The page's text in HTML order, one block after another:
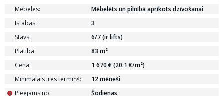
Mēbeles:
Mēbelēts un pilnībā aprīkots dzīvošanai
Istabas:
3
Stāvs:
6/7 (ir lifts)
Platība:
83 m²
Cena:
1 670 € (20.1 €/m²)
Minimālais īres termiņš:
12 mēneši
Pieejams no:
i Šodienas